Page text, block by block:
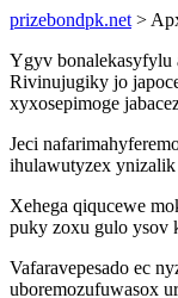
prizebondpk.net >
Ygyv bonalekasyfylu
Rivinujugiky jo
xyxosepimoge
Jeci
ihulawutyzex ynizalik
Xehega qiqucewe
puky zoxu gulo ysov
Vafaravepesado ec
uboremozufuwasox